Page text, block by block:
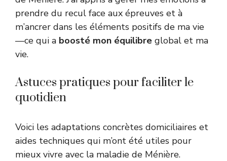
prendre du recul face aux épreuves et à
m’ancrer dans les éléments positifs de ma vie
—ce qui a boosté mon équilibre global et ma
vie.
Astuces pratiques pour faciliter le
quotidien
Voici les adaptations concrètes domiciliaires et
aides techniques qui m’ont été utiles pour
mieux vivre avec la maladie de Ménière.